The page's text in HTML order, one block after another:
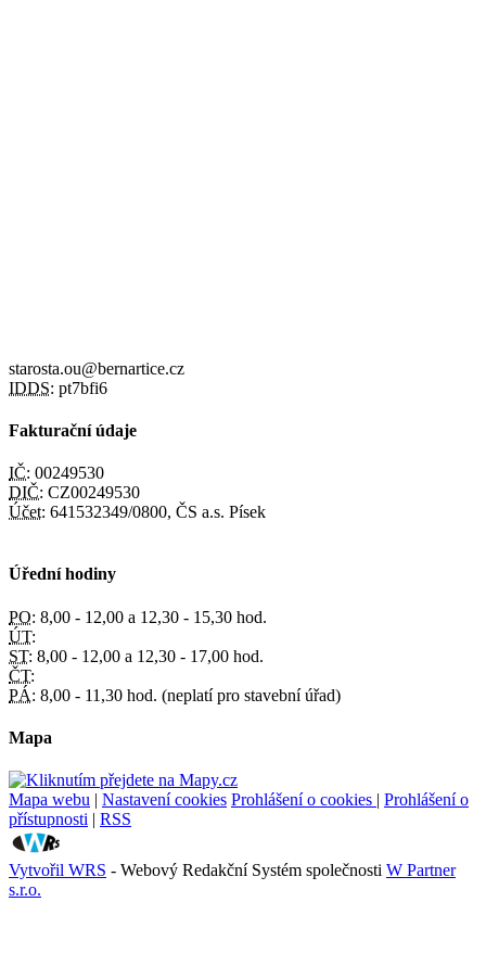
starosta.ou@bernartice.cz
IDDS: pt7bfi6
Fakturační údaje
IČ: 00249530
DIČ: CZ00249530
Účet: 641532349/0800, ČS a.s. Písek
Úřední hodiny
PO: 8,00 - 12,00 a 12,30 - 15,30 hod.
ÚT:
ST: 8,00 - 12,00 a 12,30 - 17,00 hod.
ČT:
PÁ: 8,00 - 11,30 hod. (neplatí pro stavební úřad)
Mapa
Mapa webu | Nastavení cookies Prohlášení o cookies | Prohlášení o
přístupnosti | RSS
Vytvořil WRS - Webový Redakční Systém společnosti W Partner
s.r.o.